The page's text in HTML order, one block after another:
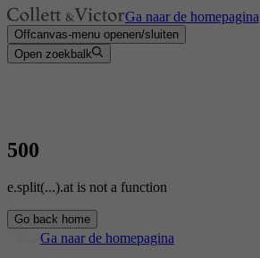
Ga naar de homepagina
Offcanvas-menu openen/sluiten
Open zoekbalk
500
e.split(...).at is not a function
Go back home
Ga naar de homepagina